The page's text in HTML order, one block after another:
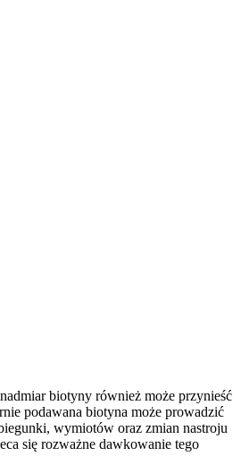
biotyny również może przynieść
podawana biotyna może prowadzić
wymiotów oraz zmian nastroju
się rozważne dawkowanie tego